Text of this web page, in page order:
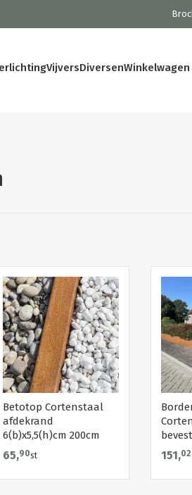
VijversDiversenWinkelwagen
Betotop Cortenstaal
afdekrand
6(b)x5,5(h)cm 200cm
65,90st 151,02